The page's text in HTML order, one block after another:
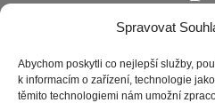
Spravovat
Abychom poskytli co nejlepší služby,
k informacím o zařízení, technologie
těmito technologiemi nám umožní
Chcete-li odeslat tento formulář,